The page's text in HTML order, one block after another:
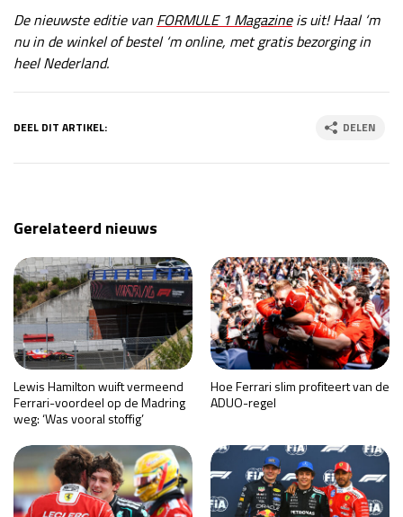
De nieuwste editie van FORMULE 1 Magazineis uit! Haal ‘m
nu in de winkel of bestel ‘m online, met gratis bezorging in
heel Nederland.
DEEL DIT ARTIKEL: DELEN
Gerelateerd nieuws
Lewis Hamilton wuift vermeend
Ferrari-voordeel op de Madring
weg: ‘Was vooral stoffig’
Hoe Ferrari slim profiteert van de
ADUO-regel